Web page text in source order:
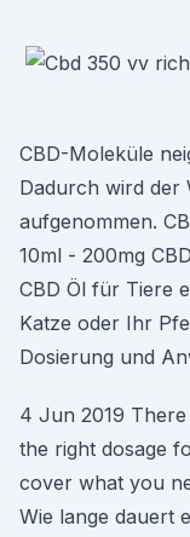
CBD-Moleküle
Dadurch wird der
aufgenommen.
10ml - 200mg
CBD Öl für Tiere
Katze oder Ihr
Dosierung und
4 Jun 2019
the right dosage
cover what you
Wie lange dauert